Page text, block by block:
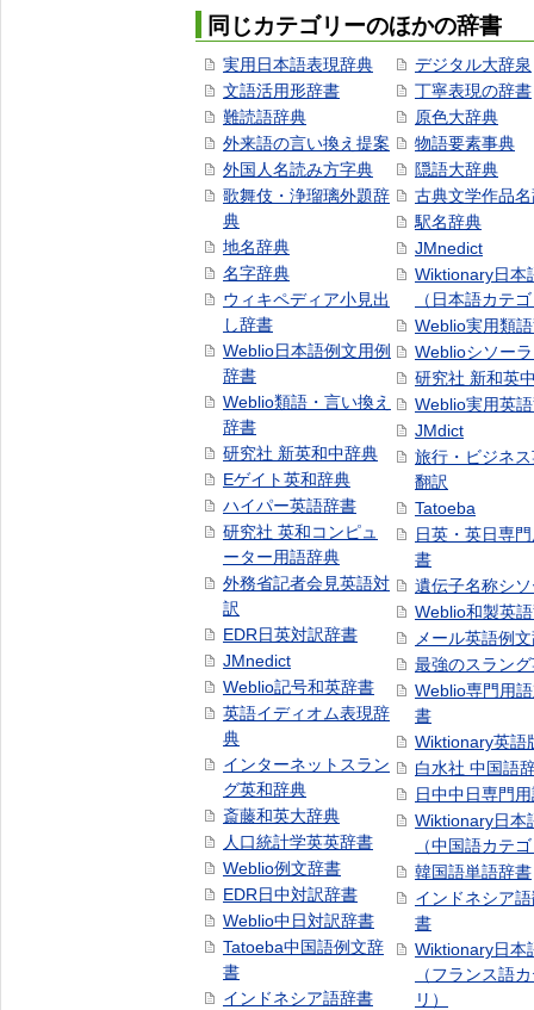
同じカテゴリーのほかの辞書
実用日本語表現辞典
文語活用形辞書
難読語辞典
外来語の言い換え提案
外国人名読み方字典
歌舞伎・浄瑠璃外題辞
典
地名辞典
名字辞典
ウィキペディア小見出
し辞書
Weblio日本語例文用例
辞書
Weblio類語・言い換え
辞書
研究社 新英和中辞典
Eゲイト英和辞典
ハイパー英語辞書
研究社 英和コンピュ
ーター用語辞典
外務省記者会見英語対
訳
EDR日英対訳辞書
JMnedict
Weblio記号和英辞書
英語イディオム表現辞
典
インターネットスラン
グ英和辞典
斎藤和英大辞典
人口統計学英英辞書
Weblio例文辞書
EDR日中対訳辞書
Weblio中日対訳辞書
Tatoeba中国語例文辞
書
インドネシア語辞書
デジタル大辞泉
丁寧表現の辞書
原色大辞典
物語要素事典
隠語大辞典
古典文学作品
駅名辞典
JMnedict
Wiktionary日本
（日本語カテ
Weblio実用類
Weblioシソー
研究社 新和英
Weblio実用英
JMdict
旅行・ビジネ
翻訳
Tatoeba
日英・英日専
書
遺伝子名称シ
Weblio和製英
メール英語例
最強のスラン
Weblio専門用
書
Wiktionary英語
白水社 中国語
日中中日専門
Wiktionary日本
（中国語カテ
韓国語単語辞書
インドネシア
書
Wiktionary日本
（フランス語
リ）